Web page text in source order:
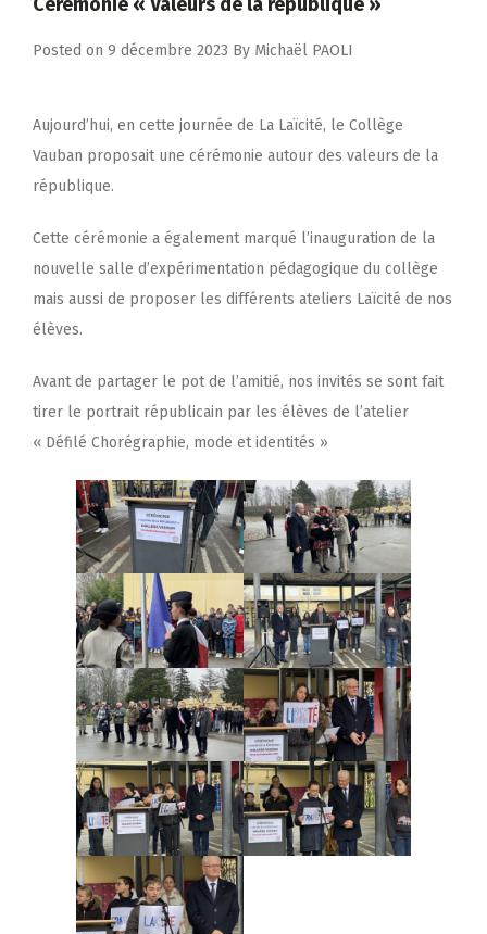
Posted on 9 décembre 2023 By Michaël PAOLI
Aujourd’hui, en cette journée de La Laïcité, le Collège
Vauban proposait une cérémonie autour des valeurs de la
république.
Cette cérémonie a également marqué l’inauguration de la
nouvelle salle d’expérimentation pédagogique du collège
mais aussi de proposer les différents ateliers Laïcité de nos
élèves.
Avant de partager le pot de l’amitié, nos invités se sont fait
tirer le portrait républicain par les élèves de l’atelier
« Défilé Chorégraphie, mode et identités »